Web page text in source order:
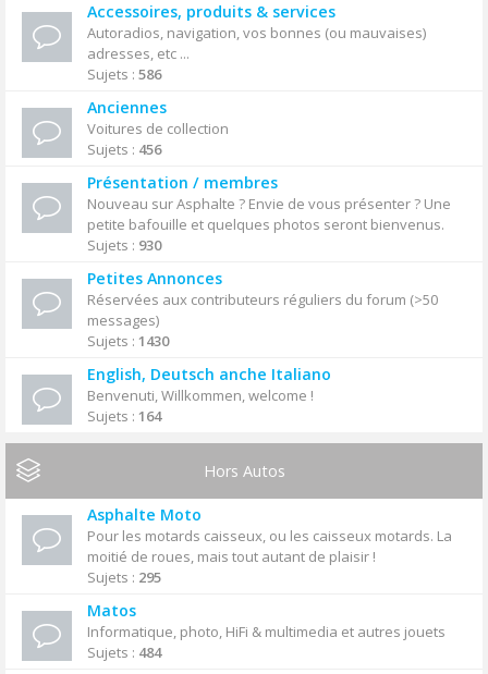
Accessoires, produits & services
Autoradios, navigation, vos bonnes (ou mauvaises)
adresses, etc ...
Sujets : 586
Anciennes
Voitures de collection
Sujets : 456
Présentation / membres
Nouveau sur Asphalte ? Envie de vous présenter ? Une
petite bafouille et quelques photos seront bienvenus.
Sujets : 930
Petites Annonces
Réservées aux contributeurs réguliers du forum (>50
messages)
Sujets : 1430
English, Deutsch anche Italiano
Benvenuti, Willkommen, welcome !
Sujets : 164
Hors Autos
Asphalte Moto
Pour les motards caisseux, ou les caisseux motards. La
moitié de roues, mais tout autant de plaisir !
Sujets : 295
Matos
Informatique, photo, HiFi & multimedia et autres jouets
Sujets : 484